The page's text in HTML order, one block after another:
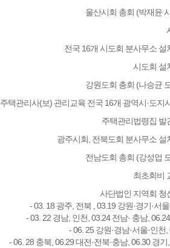
울산시회 총회 (박재윤
전국 16개 시도회 분사무소 설
시도회 설
강원도회 총회 (나승균
주택관리사(보) 관리교육 전국 16개 광역시·도지
주택관리법령집 발
광주시회, 전북도회 분사무소 설
전남도회 총회 (강성업
최초회비
사단법인 지역회 청
- 03. 18 광주, 전북 , 03.19 강원·경기·서
- 03. 22 경남, 인천, 03.24 전남· 충남,
- 06. 25 강원·경남·서울·인천
- 06. 28 충북, 06.29 대전·전북·충남, 06.30 경